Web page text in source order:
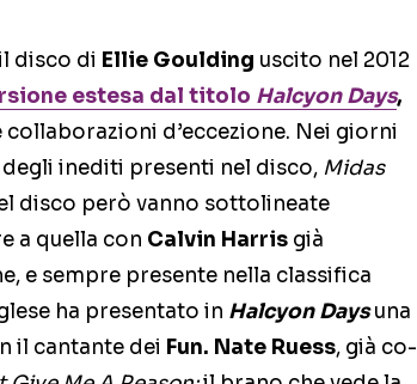
disco di Ellie Goulding uscito nel 2012
estesa dal titolo Halcyon Days,
d’eccezione. Nei giorni
inediti presenti nel disco, Midas
disco però vanno sottolineate
a quella con Calvin Harris già
e sempre presente nella classifica
ha presentato in Halcyon Days una
il cantante dei Fun. Nate Ruess, già co-